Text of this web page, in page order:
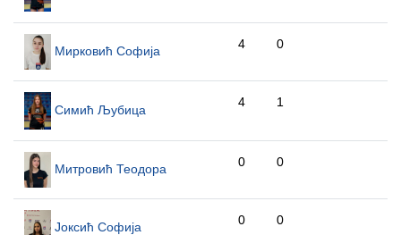
Мирковић Софија 4 0
Симић Љубица
4 1
Митровић Теодора 0 0
Јоксић Софија 0 0